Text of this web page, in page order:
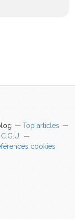
Top articles
C.G.U.
cookies